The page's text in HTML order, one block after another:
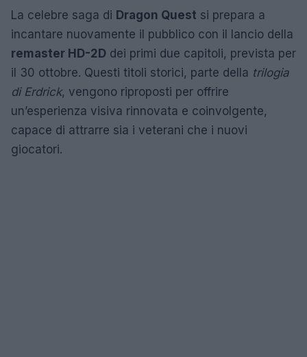
La celebre saga di Dragon Quest si prepara a
incantare nuovamente il pubblico con il lancio della
remaster HD-2D dei primi due capitoli, prevista per
il 30 ottobre. Questi titoli storici, parte della trilogia
di Erdrick, vengono riproposti per offrire
un’esperienza visiva rinnovata e coinvolgente,
capace di attrarre sia i veterani che i nuovi
giocatori.